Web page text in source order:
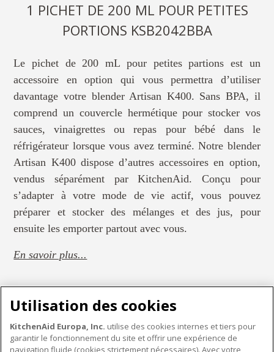
1 PICHET DE 200 ML POUR PETITES
PORTIONS KSB2042BBA
Le pichet de 200 mL pour petites partions est un
accessoire en option qui vous permettra d’utiliser
davantage votre blender Artisan K400. Sans BPA, il
comprend un couvercle hermétique pour stocker vos
sauces, vinaigrettes ou repas pour bébé dans le
réfrigérateur lorsque vous avez terminé. Notre blender
Artisan K400 dispose d’autres accessoires en option,
vendus séparément par KitchenAid. Conçu pour
s’adapter à votre mode de vie actif, vous pouvez
préparer et stocker des mélanges et des jus, pour
ensuite les emporter partout avec vous.
En savoir plus...
PETITS ÉLECTROMÉNAGERS
Utilisation des cookies
KitchenAid Europa, Inc. utilise des cookies internes et tiers pour
garantir le fonctionnement du site et offrir une expérience de